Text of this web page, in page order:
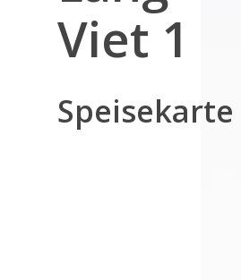
Viet 1
Speisekarte